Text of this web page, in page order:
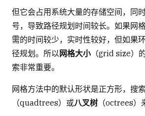
但它会占用系统大量的存储空间，同
号，导致路径规划时间较长。如果网
需的时间较少，实时性较好，但如果
径规划。所以 网格大小（grid size）
索非常重要。
网格方法中的默认形状是正方形，搜
（quadtrees）或八叉树 （octrees）